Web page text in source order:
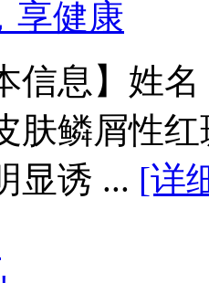
享健康
信息】姓
肤鳞屑性
显诱 ... [详